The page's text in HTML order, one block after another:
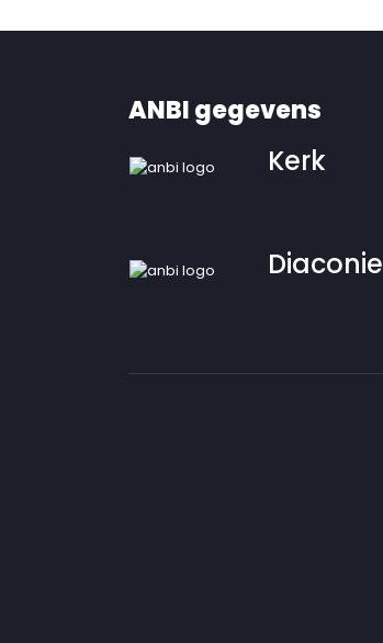
ANBI gegevens
Kerk
Diaconie